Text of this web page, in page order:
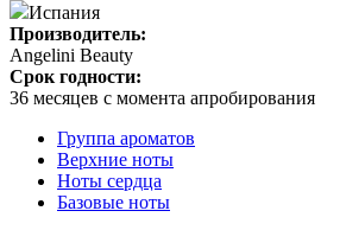
Испания
Производитель:
Angelini Beauty
Срок годности:
36 месяцев с момента апробирования
Группа ароматов
Верхние ноты
Ноты сердца
Базовые ноты